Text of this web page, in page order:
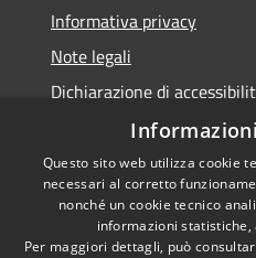
Informativa privacy
Note legali
Dichiarazione di
Accessibilità
Questo sito web utilizza cookie
necessari al corretto
nonché un cookie tecnico
informazioni
Per maggiori dettagli, può